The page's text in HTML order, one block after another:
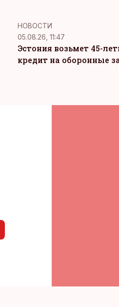
НОВОСТИ
05.08.26, 11:47
Эстония возьмет 45-
кредит на оборонные